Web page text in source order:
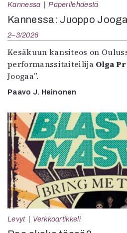
Kannessa Paperilehdestä
Kannessa: Juoppo
2–3/2026
Kesäkuun kansiteos on
performanssitaiteilija Olga
Joogaa”.
Paavo J. Heinonen
Levyt Verkkoartikkeli